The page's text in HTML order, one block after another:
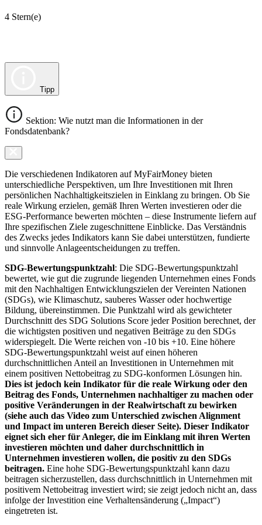
4 Stern(e)
Tipp
Sektion: Wie nutzt man die Informationen in der
Fondsdatenbank?
Die verschiedenen Indikatoren auf MyFairMoney bieten
unterschiedliche Perspektiven, um Ihre Investitionen mit Ihren
persönlichen Nachhaltigkeitszielen in Einklang zu bringen. Ob Sie
reale Wirkung erzielen, gemäß Ihren Werten investieren oder die
ESG-Performance bewerten möchten – diese Instrumente liefern auf
Ihre spezifischen Ziele zugeschnittene Einblicke. Das Verständnis
des Zwecks jedes Indikators kann Sie dabei unterstützen, fundierte
und sinnvolle Anlageentscheidungen zu treffen.
SDG-Bewertungspunktzahl: Die SDG-Bewertungspunktzahl
bewertet, wie gut die zugrunde liegenden Unternehmen eines Fonds
mit den Nachhaltigen Entwicklungszielen der Vereinten Nationen
(SDGs), wie Klimaschutz, sauberes Wasser oder hochwertige
Bildung, übereinstimmen. Die Punktzahl wird als gewichteter
Durchschnitt des SDG Solutions Score jeder Position berechnet, der
die wichtigsten positiven und negativen Beiträge zu den SDGs
widerspiegelt. Die Werte reichen von -10 bis +10. Eine höhere
SDG-Bewertungspunktzahl weist auf einen höheren
durchschnittlichen Anteil an Investitionen in Unternehmen mit
einem positiven Nettobeitrag zu SDG-konformen Lösungen hin.
Dies ist jedoch kein Indikator für die reale Wirkung oder den
Beitrag des Fonds, Unternehmen nachhaltiger zu machen oder
positive Veränderungen in der Realwirtschaft zu bewirken
(siehe auch das Video zum Unterschied zwischen Alignment
und Impact im unteren Bereich dieser Seite). Dieser Indikator
eignet sich eher für Anleger, die im Einklang mit ihren Werten
investieren möchten und daher durchschnittlich in
Unternehmen investieren wollen, die positiv zu den SDGs
beitragen. Eine hohe SDG-Bewertungspunktzahl kann dazu
beitragen sicherzustellen, dass durchschnittlich in Unternehmen mit
positivem Nettobeitrag investiert wird; sie zeigt jedoch nicht an, dass
infolge der Investition eine Verhaltensänderung („Impact“)
eingetreten ist.